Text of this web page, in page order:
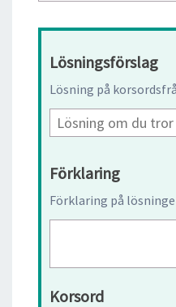
Lösningsförslag
Lösning på
Förklaring
Förklaring på
Korsord